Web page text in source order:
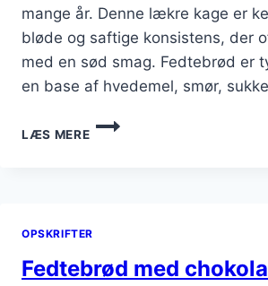
mange år. Denne lækre kage er
bløde og saftige konsistens, der
med en sød smag. Fedtebrød er
en base af hvedemel, smør,
LÆS MERE
FEDTEBRØD
MED
OPSKRIFTER
Fedtebrød med